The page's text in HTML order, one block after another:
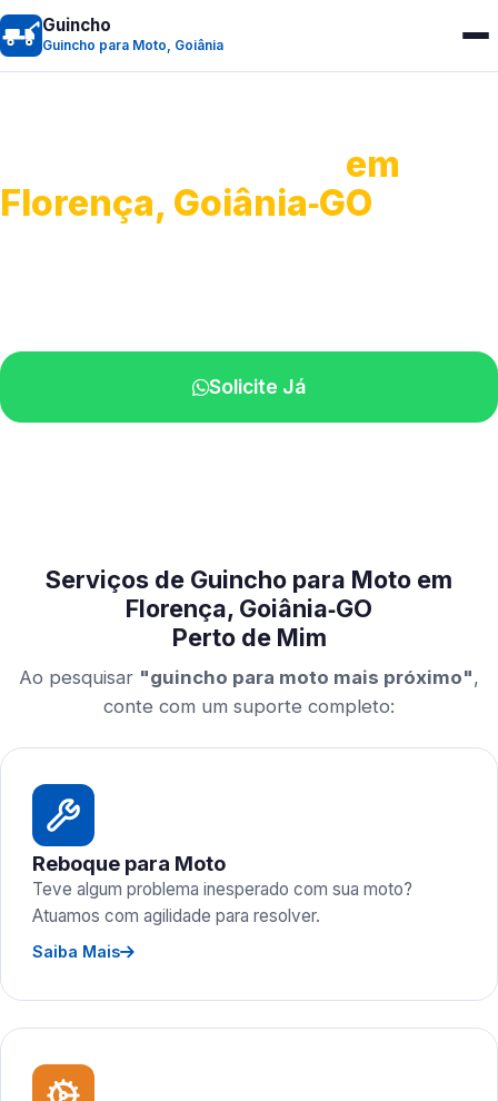
Guincho
Guincho para Moto, Goiânia
em
Florença, Goiânia‑GO
Solicite Já
Serviços de Guincho para Moto em
Florença, Goiânia‑GO
Perto de Mim
Ao pesquisar "guincho para moto mais próximo",
conte com um suporte completo:
Reboque para Moto
Teve algum problema inesperado com sua moto?
Atuamos com agilidade para resolver.
Saiba Mais